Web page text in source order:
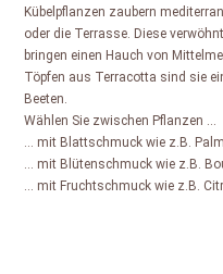
Kübelpflanzen zaubern
oder die Terrasse. Diese
bringen einen Hauch von
Töpfen aus Terracotta sind sie
Beeten.
Wählen Sie zwischen Pflanzen …
… mit Blattschmuck wie z.B.
… mit Blütenschmuck wie z.B.
… mit Fruchtschmuck wie z.B.